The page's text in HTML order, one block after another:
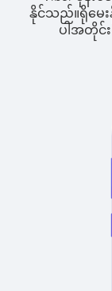
နိုင်သည်။ရိုမေ
ပါအတိုင်း